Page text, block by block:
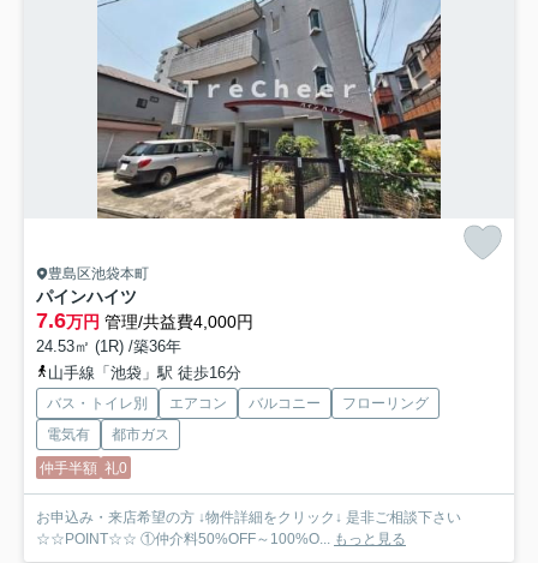
豊島区池袋本町
パインハイツ
7.6万円 管理/共益費4,000円
24.53㎡ (1R) /築36年
山手線「池袋」駅 徒歩16分
バス・トイレ別 エアコン バルコニー
フローリング
電気有
都市ガス
仲手半額 礼0
お申込み・来店希望の方 ↓物件詳細をクリック↓ 是非ご相談下さい
☆☆POINT☆☆ ①仲介料50%OFF～100%O... もっと見る